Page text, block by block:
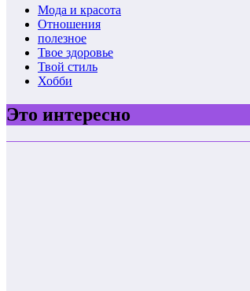
Мода и красота
Отношения
полезное
Твое здоровье
Твой стиль
Хобби
Это интересно